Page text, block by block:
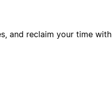
and reclaim your time with